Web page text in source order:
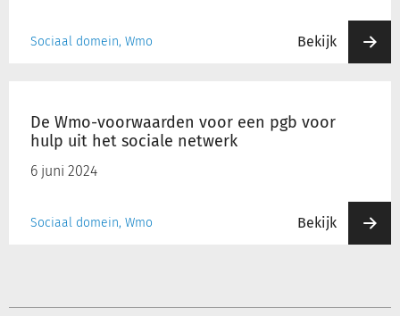
Sociaal domein, Wmo Bekijk
algemene
De Wmo-voorwaarden voor een pgb voor
hulp uit het sociale netwerk
6 juni 2024
Sociaal domein, Wmo Bekijk
voorwaarden
voor
een
hulp
netwerk